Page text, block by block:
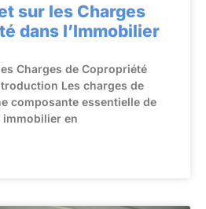
sur les Charges
dans l’Immobilier
Charges de Copropriété
Les charges de
composante essentielle de
immobilier en